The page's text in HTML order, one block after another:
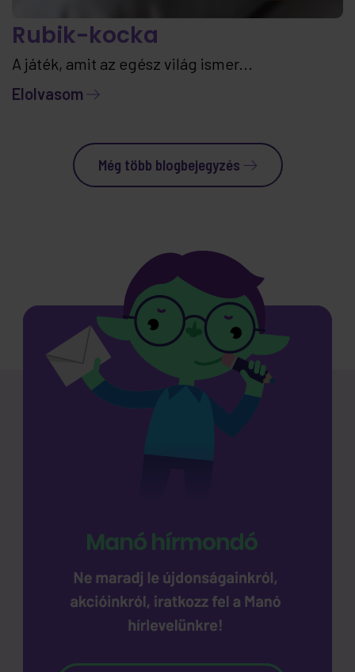
Rubik-kocka
A játék, amit az egész világ ismer...
Elolvasom
Még több blogbejegyzés